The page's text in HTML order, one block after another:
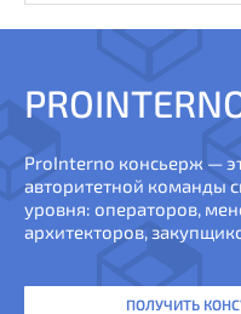
ProInterno консьерж —
авторитетной команды
уровня: операторов,
архитекторов,
ПОЛУЧИТЬ